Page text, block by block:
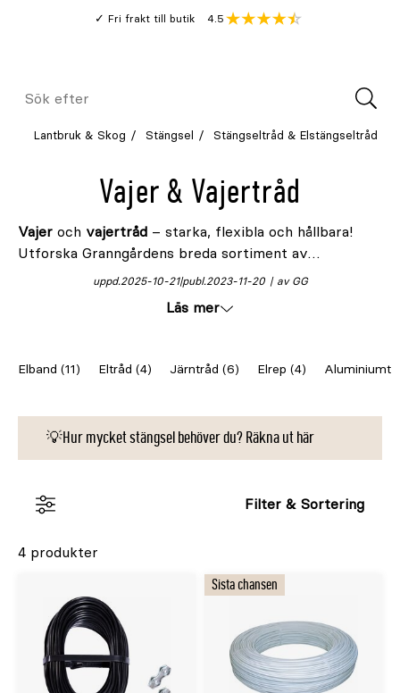
Fri frakt till butik
Genomsnitt
4.5
Meny
Sök
Lantbruk & Skog Stängsel Stängseltråd & Elstängseltråd
Vajer & Vajertråd
Vajer och vajertråd – starka, flexibla och hållbara!
Utforska Granngårdens breda sortiment av
högkvalitativa alternativ i olika format som passar
att skapa lösningar som kombinerar säkerhet, styrka
publ.2023-11-20
uppd.2025-10-21 av GG
Läs mer
Elband (11) Eltråd (4) Järntråd (6) Elrep (4)
💡Hur mycket stängsel behöver du? Räkna ut här
Filter & Sortering
4 produkter
Sista chansen